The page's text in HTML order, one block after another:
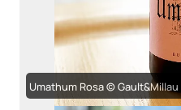
Umathum Rosa ©